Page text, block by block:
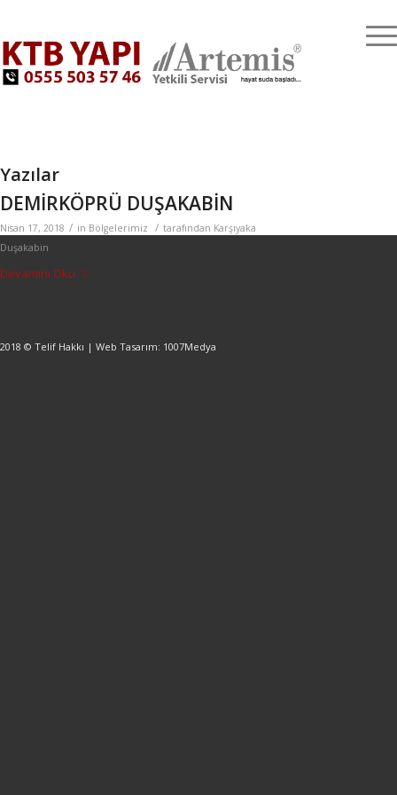
Yazılar
DEMİRKÖPRÜ DUŞAKABİN
Nisan 17, 2018 / in Bölgelerimiz / tarafından Karşıyaka
Duşakabin
Devamını Oku
2018 © Telif Hakkı | Web Tasarım: 1007Medya